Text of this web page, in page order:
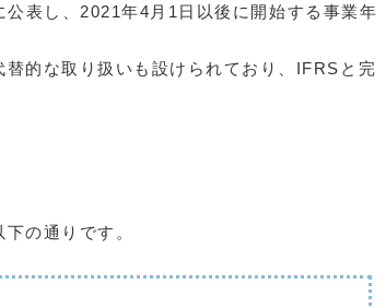
表し、2021年4月1日以後に開始する事業年
的な取り扱いも設けられており、IFRSと完
の通りです。